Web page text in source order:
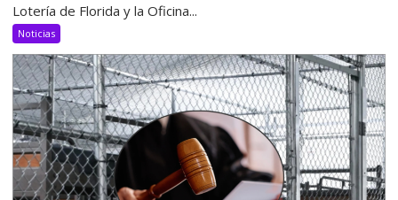
Lotería de Florida y la Oficina...
Noticias